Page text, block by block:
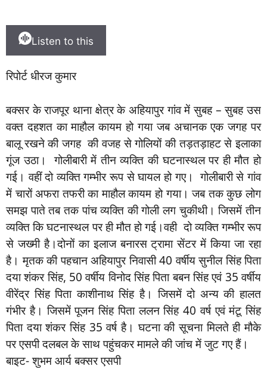
Listen to this
रिपोर्ट धीरज कुमार
बक्सर के राजपूर थाना क्षेत्र के अहियापुर गांव में सुबह – सुबह उस
वक्त दहशत का माहौल कायम हो गया जब अचानक एक जगह पर
बालू रखने की जगह की वजह से गोलियों की तड़तड़ाहट से इलाका
गूंज उठा। गोलीबारी में तीन व्यक्ति की घटनास्थल पर ही मौत हो
गई। वहीं दो व्यक्ति गम्भीर रूप से घायल हो गए। गोलीबारी से गांव
में चारों अफरा तफरी का माहौल कायम हो गया। जब तक कुछ लोग
समझ पाते तब तक पांच व्यक्ति की गोली लग चुकीथी। जिसमें तीन
व्यक्ति कि घटनास्थल पर ही मौत हो गई।वही दो व्यक्ति गम्भीर रूप
से जख्मी है।दोनों का इलाज बनारस ट्रामा सेंटर में किया जा रहा
है। मृतक की पहचान अहियापुर निवासी 40 वर्षीय सुनील सिंह पिता
दया शंकर सिंह, 50 वर्षीय विनोद सिंह पिता बबन सिंह एवं 35 वर्षीय
वीरेंद्र सिंह पिता काशीनाथ सिंह है। जिसमें दो अन्य की हालत
गंभीर है। जिसमें पूजन सिंह पिता ललन सिंह 40 वर्ष एवं मंटू सिंह
पिता दया शंकर सिंह 35 वर्ष है। घटना की सूचना मिलते ही मौके
पर एसपी दलबल के साथ पहुंचकर मामले की जांच में जुट गए हैं।
बाइट- शुभम आर्य बक्सर एसपी